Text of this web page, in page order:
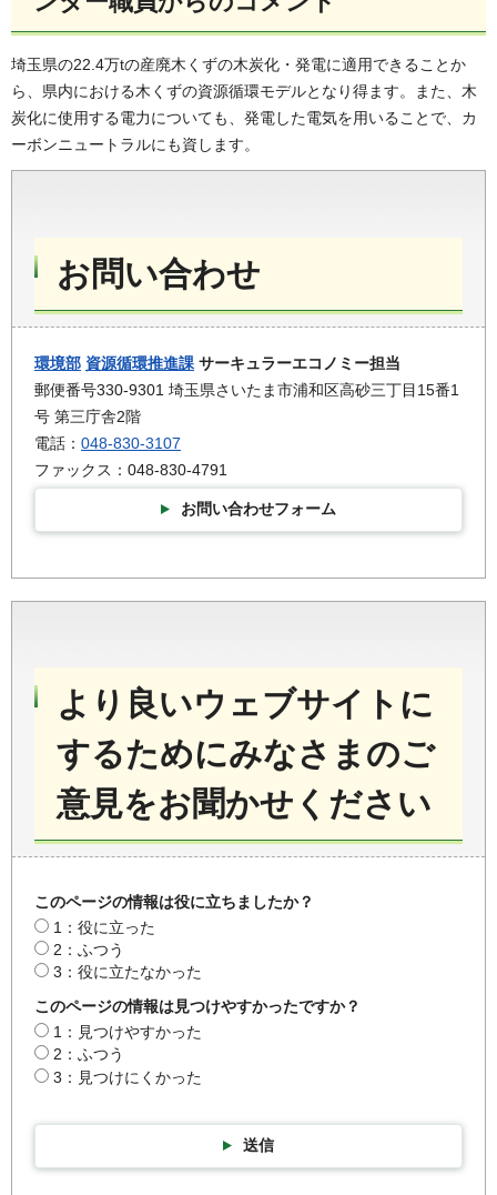
埼玉県の22.4万tの産廃木くずの木炭化・発電に適用できることか
ら、県内における木くずの資源循環モデルとなり得ます。また、木
炭化に使用する電力についても、発電した電気を用いることで、カ
ーボンニュートラルにも資します。
お問い合わせ
環境部 資源循環推進課 サーキュラーエコノミー担当
郵便番号330-9301 埼玉県さいたま市浦和区高砂三丁目15番1
号 第三庁舎2階
電話： 048-830-3107
ファックス：048-830-4791
お問い合わせフォーム
より良いウェブサイトに
するためにみなさまのご
意見をお聞かせください
このページの情報は役に立ちましたか？
1：役に立った
2：ふつう
3：役に立たなかった
このページの情報は見つけやすかったですか？
1：見つけやすかった
2：ふつう
3：見つけにくかった
送信